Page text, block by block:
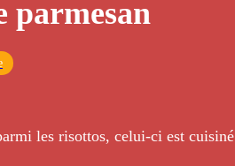
parmesan
les risottos, celui-ci est cuisiné